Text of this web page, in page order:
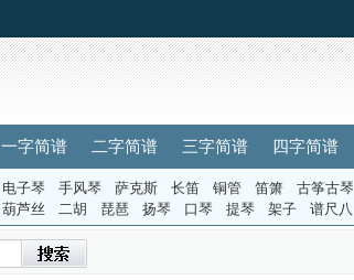
一字简谱 二字简谱 三字简谱 四字简谱
电子琴 手风琴 萨克斯 长笛 铜管 笛箫
古筝古琴
葫芦丝 二胡 琵琶 扬琴 口琴 提琴 架子 谱尺八